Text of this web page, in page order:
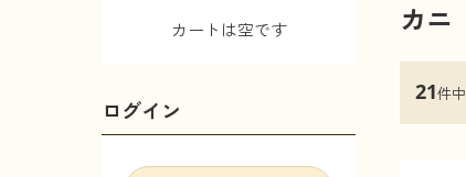
カニ
21件
カートは空です
ログイン